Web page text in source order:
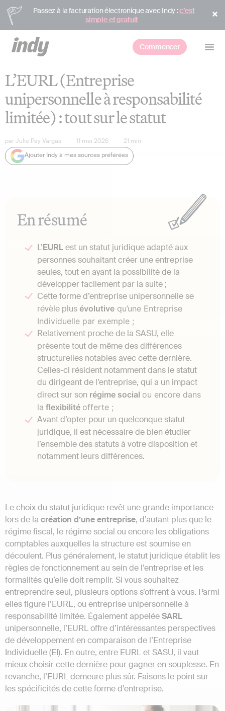
Passez à la facturation électronique avec Indy :c’est
simple et gratuit
Commencer
L’EURL (Entreprise
unipersonnelle à responsabilité
limitée) : tout sur le statut
parJulie Pay Vargas 11 mai 2026 21 min
Ajouter Indy à mes sources préférées
En résumé
L’EURLest un statut juridique adapté aux
personnes souhaitant créer une entreprise
seules, tout en ayant la possibilité de la
développer facilement par la suite ;
Cette forme d’entreprise unipersonnelle se
révèle plus évolutive qu’une Entreprise
Individuelle par exemple ;
Relativement proche de la SASU, elle
présente tout de même des différences
structurelles notables avec cette dernière.
Celles-ci résident notamment dans le statut
du dirigeant de l’entreprise, qui a un impact
direct sur son régime social ou encore dans
la flexibilité offerte ;
Avant d’opter pour un quelconque statut
juridique, il est nécessaire de bien étudier
l’ensemble des statuts à votre disposition et
notamment leurs différences.
Le choix du statut juridique revêt une grande importance
lors de la création d’une entreprise, d’autant plus que le
régime fiscal, le régime social ou encore les obligations
comptables auxquelles la structure est soumise en
découlent. Plus généralement, le statut juridique établit les
règles de fonctionnement au sein de l’entreprise et les
formalités qu’elle doit remplir. Si vous souhaitez
entreprendre seul, plusieurs options s’offrent à vous. Parmi
elles figure l’EURL, ou entreprise unipersonnelle à
responsabilité limitée. Également appeléeSARL
unipersonnelle, l’EURL offre d’intéressantes perspectives
de développement en comparaison de l’Entreprise
Individuelle (EI). En outre, entre EURL et SASU, il vaut
mieux choisir cette dernière pour gagner en souplesse. En
revanche, l’EURL demeure plus sûr. Faisons le point sur
les spécificités de cette forme d’entreprise.